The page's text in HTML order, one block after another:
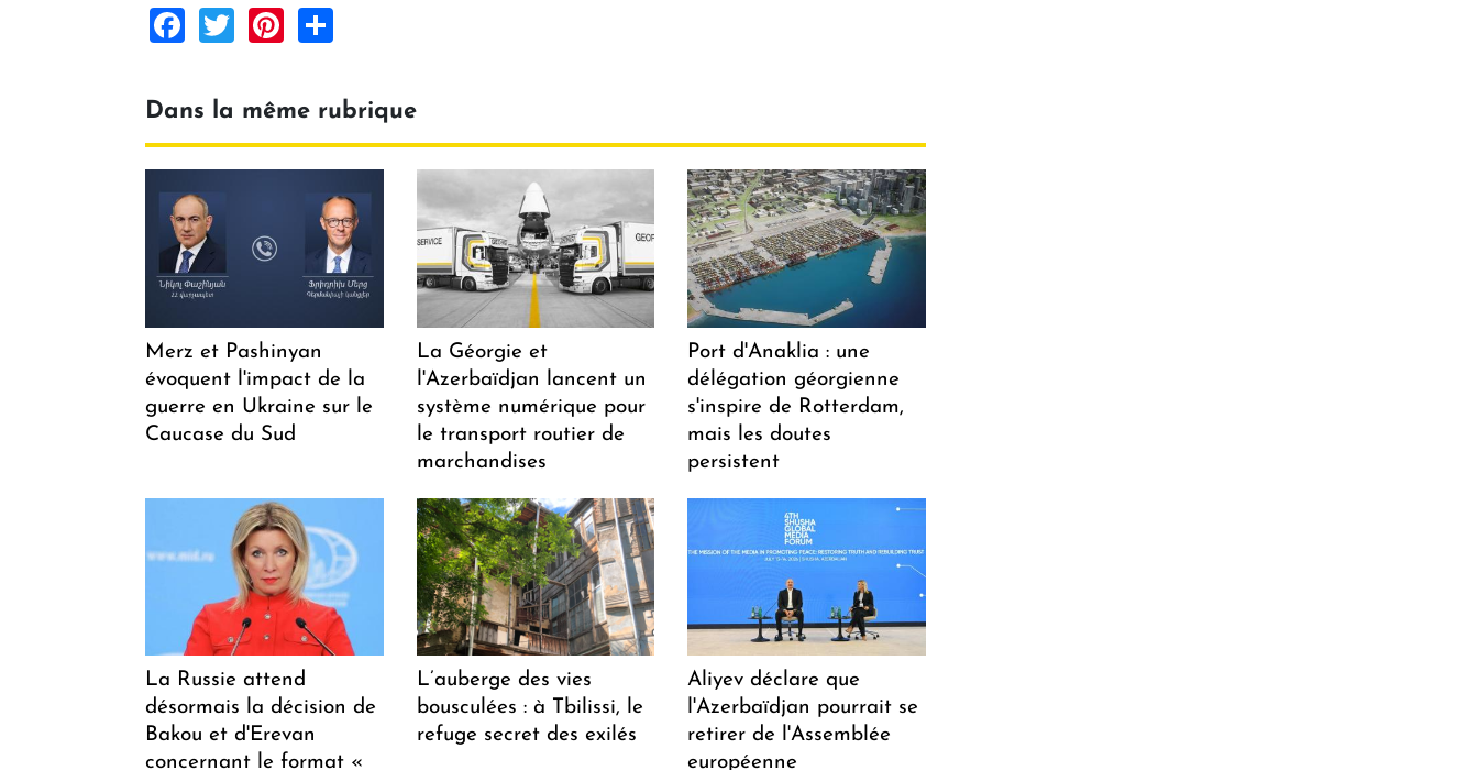
Facebook
TwitterPinterest
Dans la même rubrique
Merz et Pashinyan
évoquent l'impact de la
guerre en Ukraine sur le
Caucase du Sud
La Géorgie et
l'Azerbaïdjan lancent un
système numérique pour
le transport routier de
marchandises
Port d'Anaklia : une
délégation géorgienne
s'inspire de Rotterdam,
mais les doutes
persistent
La Russie attend
désormais la décision de
Bakou et d'Erevan
concernant le format «
L’auberge des vies
bousculées : à Tbilissi, le
refuge secret des exilés
Aliyev déclare que
l'Azerbaïdjan pourrait se
retirer de l'Assemblée
européenne